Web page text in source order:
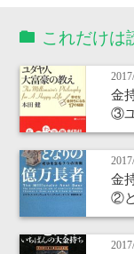
これだけは
金
③
金
②